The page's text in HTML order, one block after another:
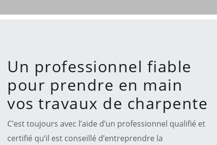
Un professionnel fiable
pour prendre en main
vos travaux de charpente
C’est toujours avec l’aide d’un professionnel qualifié et
certifié qu’il est conseillé d’entreprendre la